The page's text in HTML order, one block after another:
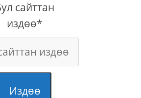
сайттан
издөө*
Издөө